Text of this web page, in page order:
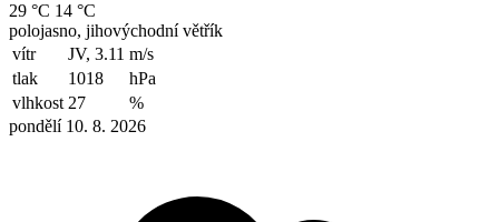
29 °C 14 °C
polojasno, jihovýchodní větřík
vítr
JV, 3.11 m/s
tlak
1018
hPa
vlhkost 27
%
pondělí 10. 8. 2026